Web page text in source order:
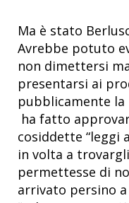
Ma è stato
Avrebbe potuto
non dimettersi
presentarsi ai
pubblicamente
ha fatto
cosiddette “leggi
in volta a
permettesse di
arrivato persino